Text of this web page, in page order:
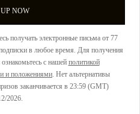
NOW
получать электронные письма от 77
в любое время. Для получения
с нашей политикой
и положениями . Нет альтернативы
заканчивается в 23:59 (GMT)
2026.